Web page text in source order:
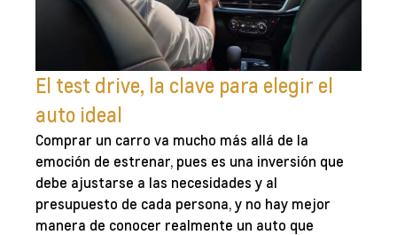
El test drive, la clave para elegir el
auto ideal
Comprar un carro va mucho más allá de la
emoción de estrenar, pues es una inversión que
debe ajustarse a las necesidades y al
presupuesto de cada persona, y no hay mejor
manera de conocer realmente un auto que